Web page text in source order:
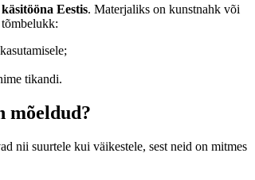
käsitööna Eestis. Materjaliks on kunstnahk või
tikandi.
mõeldud?
nii suurtele kui väikestele, sest neid on mitmes